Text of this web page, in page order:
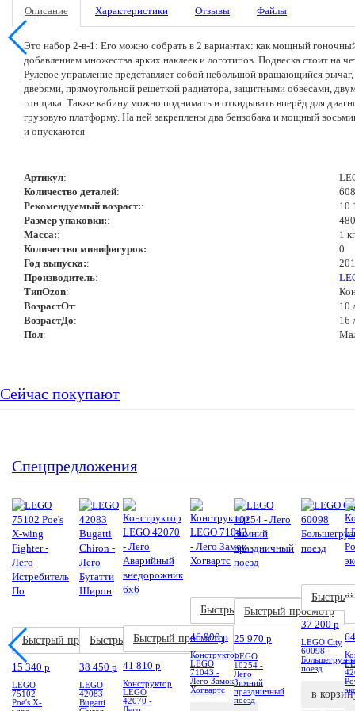
Описание Характеристики Отзывы Файлы
Это набор 2-в-1: Его можно собрать в 2 вариантах: как мощный
добавлением множества ярких наклеек и логотипов. Подвеска стоит
Рулевое управление представляет собой небольшой вращающийся
дверями, прямоугольной решёткой радиатора, защитными обвесами,
гонщика. Также кабину можно поднимать и откидывать вперёд для
грузовую платформу. На ней закреплены два бензобака и мощный
и опускаются
Артикул:
Количество деталей:
608
Рекомендуемый возраст::
10
Размер упаковки::
Масса::
1
Количество минифигурок::
0
Год выпуска::
Производитель:
ТипOzon:
ВозрастОт:
10
ВозрастДо:
16
Пол:
Сейчас покупают
Спецпредложения
Быстрый просмотр
15 340 p
LEGO
75102
Poe's X-
Быстрый просмотр
38 450 p
LEGO
42083
Bugatti
Быстрый просмотр
41 810 p
Конструктор
LEGO
42070 -
Быстрый просмотр
46 900p
Конструктор
LEGO
71043 -
Лего Замок
Хогвартс
Быстрый просмотр
25 970 p
LEGO
10254 -
Лего
Зимний
праздничный
поезд
Быстрый
37 200p
LEGO City
60098
поезд
в